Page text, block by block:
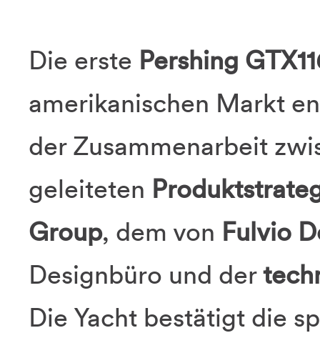
Die erste Pershing
amerikanischen Markt
der Zusammenarbeit
geleiteten
Group, dem von Fulvio
Designbüro und der
Die Yacht bestätigt die